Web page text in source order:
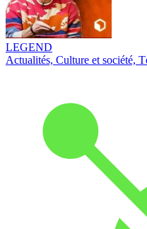
LEGEND
Actualités, Culture et société,